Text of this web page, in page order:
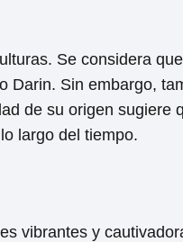
Se considera
Darin. Sin embargo,
de su origen sugiere
largo del tiempo.
vibrantes y